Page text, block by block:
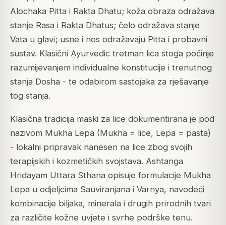
Alochaka Pitta i Rakta Dhatu; koža obraza odražava
stanje Rasa i Rakta Dhatus; čelo odražava stanje
Vata u glavi; usne i nos odražavaju Pitta i probavni
sustav. Klasični Ayurvedic tretman lica stoga počinje
razumijevanjem individualne konstitucije i trenutnog
stanja Dosha - te odabirom sastojaka za rješavanje
tog stanja.
Klasična tradicija maski za lice dokumentirana je pod
nazivom Mukha Lepa (Mukha = lice, Lepa = pasta)
- lokalni pripravak nanesen na lice zbog svojih
terapijskih i kozmetičkih svojstava. Ashtanga
Hridayam Uttara Sthana opisuje formulacije Mukha
Lepa u odjeljcima Sauviranjana i Varnya, navodeći
kombinacije biljaka, minerala i drugih prirodnih tvari
za različite kožne uvjete i svrhe podrške tenu.